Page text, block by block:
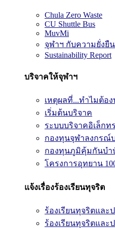
Chula Zero Waste
CU Shuttle Bus
MuvMi
จุฬาฯ กับความยั่งยืน
Sustainability Report
บริจาคให้จุฬาฯ
เหตุผลที่...ทำไมต้อ
เริ่มต้นบริจาค
ระบบบริจาคอิเล็กท
กองทุนจุฬาลงกรณ์
กองทุนภูมิคุ้มกันบำ
โครงการอุทยาน
แจ้งเรื่องร้องเรียนทุจริต
ร้องเรียนทุจริตแล
ร้องเรียนทุจริตแล